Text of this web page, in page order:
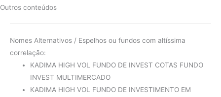
Outros conteúdos
Nomes Alternativos / Espelhos ou fundos com altíssima
correlação:
KADIMA HIGH VOL FUNDO DE INVEST COTAS FUNDO
INVEST MULTIMERCADO
KADIMA HIGH VOL FUNDO DE INVESTIMENTO EM